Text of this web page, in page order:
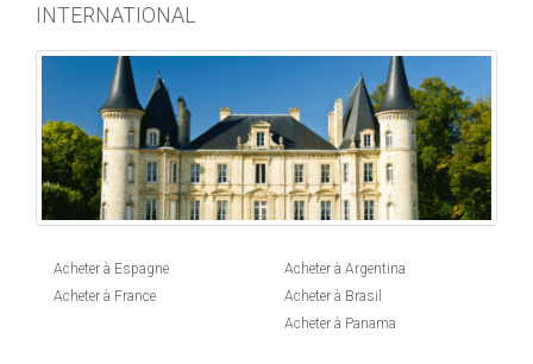
INTERNATIONAL
Acheter à Espagne
Acheter à France
Acheter à Argentina
Acheter à Brasil
Acheter à Panama